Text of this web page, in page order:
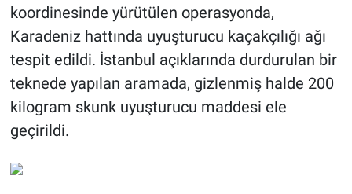
koordinesinde yürütülen operasyonda,
Karadeniz hattında uyuşturucu kaçakçılığı ağı
tespit edildi. İstanbul açıklarında durdurulan bir
teknede yapılan aramada, gizlenmiş halde 200
kilogram skunk uyuşturucu maddesi ele
geçirildi.